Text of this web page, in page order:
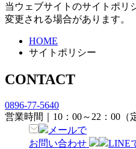
当ウェブサイトのサイトポリ
変更される場合があります。
HOME
サイトポリシー
CONTACT
0896-77-5640
営業時間｜10：00～22：00（
メールで
お問い合わせ
LINE